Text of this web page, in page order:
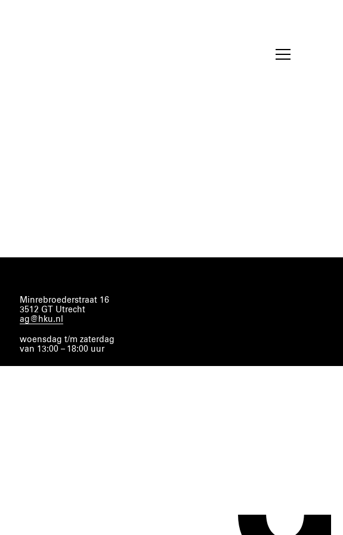
Minrebroederstraat 16
3512 GT Utrecht
ag@hku.nl
woensdag t/m zaterdag
van 13:00 – 18:00 uur